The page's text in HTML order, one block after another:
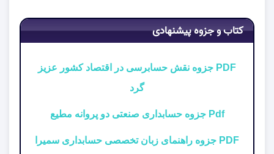
کتاب و جزوه پیشنهادی
PDF جزوه نقش حسابرسی در اقتصاد کشور عزیز
گرد
Pdf جزوه حسابداری صنعتی دو پروانه مطیع
PDF جزوه راهنمای زبان تخصصی حسابداری سمیرا